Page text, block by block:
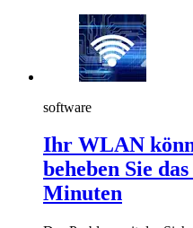
software
Ihr WLAN
beheben Sie
Minuten